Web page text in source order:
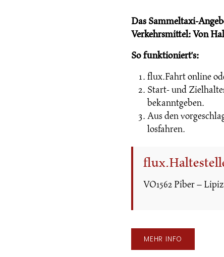
Das Sammeltaxi-
Verkehrsmittel: Von
So funktioniert's:
flux.Fahrt online
Start- und
bekanntgeben.
Aus den
losfahren.
VO1562 Piber –
MEHR INFO